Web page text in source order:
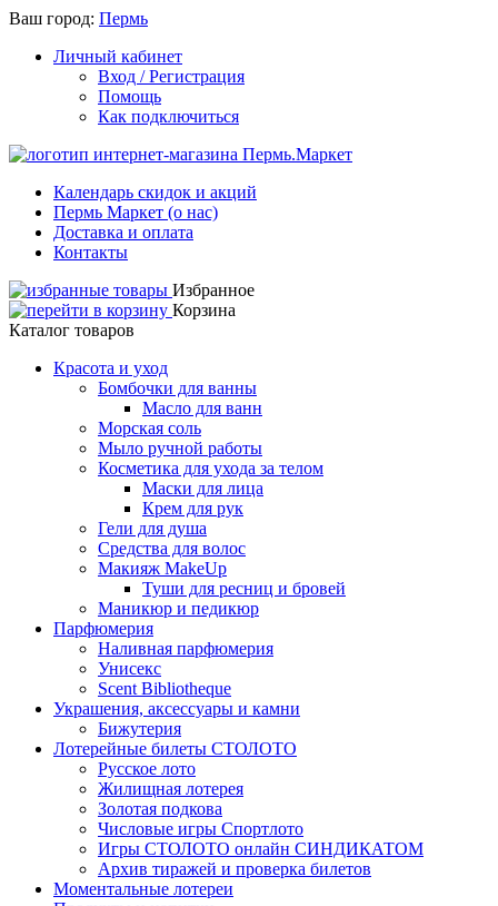
Ваш город: Пермь
Личный кабинет
Вход / Регистрация
Помощь
Как подключиться
Календарь скидок и акций
Пермь Маркет (о нас)
Доставка и оплата
Контакты
Избранное
Корзина
Каталог товаров
Красота и уход
Бомбочки для ванны
Масло для ванн
Морская соль
Мыло ручной работы
Косметика для ухода за телом
Маски для лица
Крем для рук
Гели для душа
Средства для волос
Макияж MakeUp
Туши для ресниц и бровей
Маникюр и педикюр
Парфюмерия
Наливная парфюмерия
Унисекс
Scent Bibliotheque
Украшения, аксессуары и камни
Бижутерия
Лотерейные билеты СТОЛОТО
Русское лото
Жилищная лотерея
Золотая подкова
Числовые игры Спортлото
Игры СТОЛОТО онлайн СИНДИКАТОМ
Архив тиражей и проверка билетов
Моментальные лотереи